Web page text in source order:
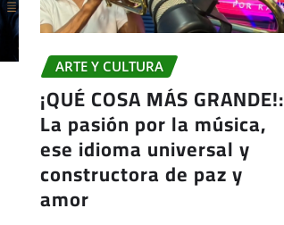
ARTE Y CULTURA
¡QUÉ COSA MÁS GRANDE!:
La pasión por la música,
ese idioma universal y
constructora de paz y
amor